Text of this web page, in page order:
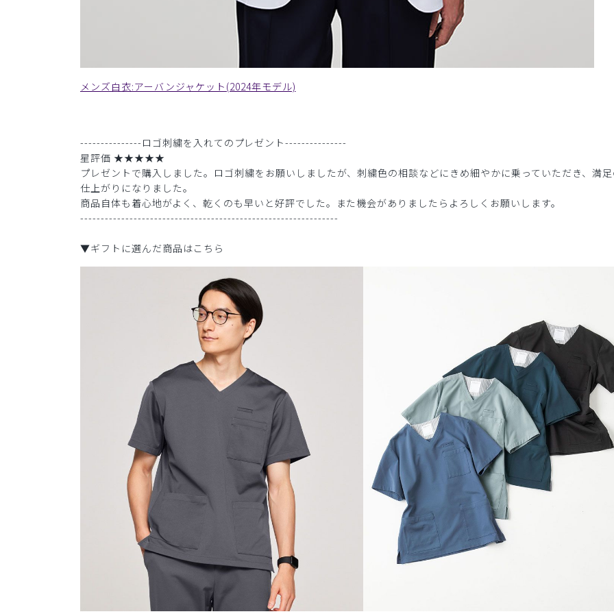
メンズ白衣:アーバンジャケット(2024年モデル)
---------------ロゴ刺繍を入れてのプレゼント---------------
星評価 ★★★★★
プレゼントで購入しました。ロゴ刺繍をお願いしましたが、刺繍色の相談などにきめ細やかに乗っていただき、満
仕上がりになりました。
商品自体も着心地がよく、乾くのも早いと好評でした。また機会がありましたらよろしくお願いします。
---------------------------------------------------------------
▼ギフトに選んだ商品はこちら